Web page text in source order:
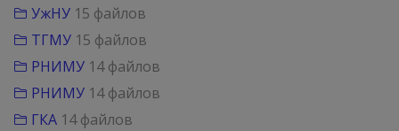
УжНУ 15 файлов
ТГМУ 15 файлов
РНИМУ 14 файлов
РНИМУ 14 файлов
ГКА 14 файлов